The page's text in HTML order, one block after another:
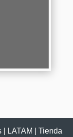
| LATAM
Tienda